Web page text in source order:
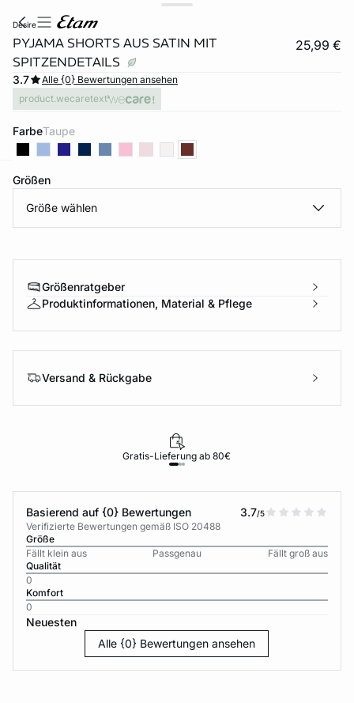
desire
PYJAMA SHORTS AUS SATIN MIT
SPITZENDETAILS
25,99 €
3.7
Alle {0} Bewertungen ansehen
product.wecaretext
Farbe taupe
Größen
Größe wählen
Größenratgeber
Produktinformationen, Material & Pflege
Versand & Rückgabe
Gratis-Lieferung ab 80€
Basierend auf {0} Bewertungen 3.7/5
Verifizierte Bewertungen gemäß ISO 20488
Größe
Fällt klein aus
Passgenau
Fällt groß aus
Qualität
0
Komfort
0
Neuesten
Alle {0} Bewertungen ansehen